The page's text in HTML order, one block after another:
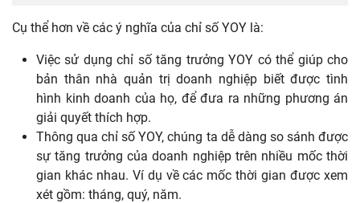
Cụ thể hơn về các ý nghĩa của chỉ số YOY là:
Việc sử dụng chỉ số tăng trưởng YOY có thể giúp cho
bản thân nhà quản trị doanh nghiệp biết được tình
hình kinh doanh của họ, để đưa ra những phương án
giải quyết thích hợp.
Thông qua chỉ số YOY, chúng ta dễ dàng so sánh được
sự tăng trưởng của doanh nghiệp trên nhiều mốc thời
gian khác nhau. Ví dụ về các mốc thời gian được xem
xét gồm: tháng, quý, năm.